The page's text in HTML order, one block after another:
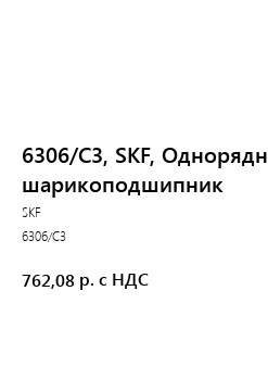
6306/C3, SKF,
шарикоподшипник
SKF
6306/C3
762,08 р. с НДС